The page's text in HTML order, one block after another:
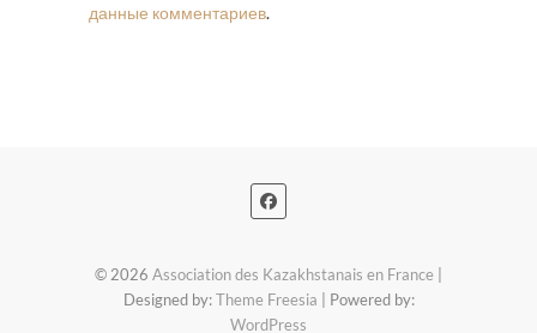
данные комментариев.
© 2026 Association des Kazakhstanais en France
Designed by:Theme Freesia | Powered by:
WordPress